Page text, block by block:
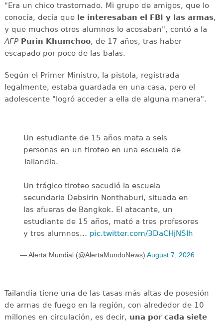
"Era un chico trastornado. Mi grupo de amigos, que lo
conocía, decía que le interesaban el FBI y las armas,
y que muchos otros alumnos lo acosaban", contó a la
AFP Purin Khumchoo, de 17 años, tras haber
escapado por poco de las balas.
Según el Primer Ministro, la pistola, registrada
legalmente, estaba guardada en una casa, pero el
adolescente "logró acceder a ella de alguna manera".
Un estudiante de 15 años mata a seis
personas en un tiroteo en una escuela de
Tailandia.
Un trágico tiroteo sacudió la escuela
secundaria Debsirin Nonthaburi, situada en
las afueras de Bangkok. El atacante, un
estudiante de 15 años, mató a tres profesores
y tres alumnos… pic.twitter.com/3DaCHjNSIh
— Alerta Mundial (@AlertaMundoNews) August 7, 2026
Tailandia tiene una de las tasas más altas de posesión
de armas de fuego en la región, con alrededor de 10
millones en circulación, es decir, una por cada siete